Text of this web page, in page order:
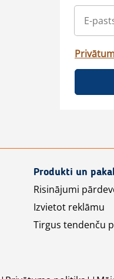
Produkti un
Risinājumi
Izvietot reklāmu
Tirgus tendenču